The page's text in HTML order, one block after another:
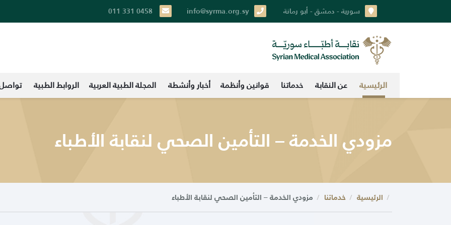
سورية - دمشق - أبو رمانة 011 331 0458 info@syrma.org.sy
الرئيسية عن النقابة خدماتنا قوانين وأنظمة أخبار وأنشطة المجلة الطبية العربية الروابط الطبية
مزودي الخدمة – التأمين الصحي لنقابة الأطباء
الرئيسية خدماتنا مزودي الخدمة – التأمين الصحي لنقابة الأطباء